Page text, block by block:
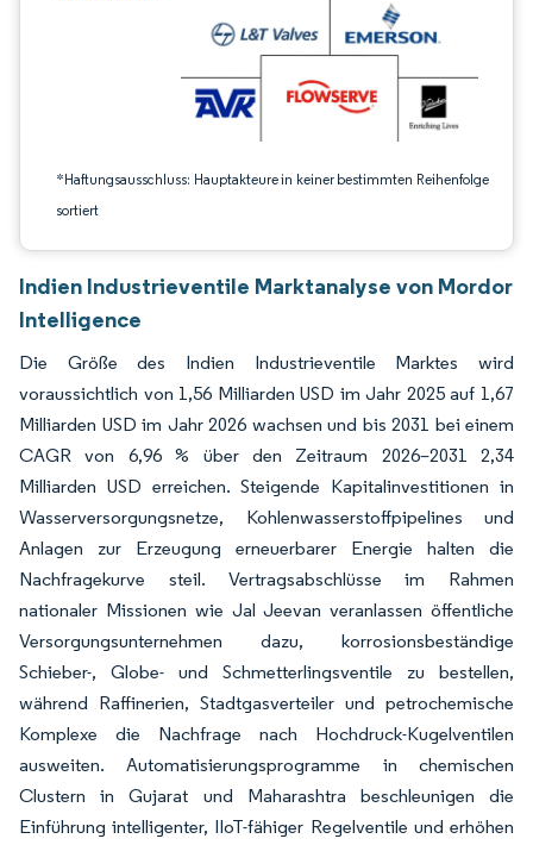
*Haftungsausschluss: Hauptakteure in keiner bestimmten Reihenfolge
sortiert
Indien Industrieventile Marktanalyse von Mordor
Intelligence
Die Größe des Indien Industrieventile Marktes wird
voraussichtlich von 1,56 Milliarden USD im Jahr 2025 auf 1,67
Milliarden USD im Jahr 2026 wachsen und bis 2031 bei einem
CAGR von 6,96 % über den Zeitraum 2026–2031 2,34
Milliarden USD erreichen. Steigende Kapitalinvestitionen in
Wasserversorgungsnetze, Kohlenwasserstoffpipelines und
Anlagen zur Erzeugung erneuerbarer Energie halten die
Nachfragekurve steil. Vertragsabschlüsse im Rahmen
nationaler Missionen wie Jal Jeevan veranlassen öffentliche
Versorgungsunternehmen dazu, korrosionsbeständige
Schieber-, Globe- und Schmetterlingsventile zu bestellen,
während Raffinerien, Stadtgasverteiler und petrochemische
Komplexe die Nachfrage nach Hochdruck-Kugelventilen
ausweiten. Automatisierungsprogramme in chemischen
Clustern in Gujarat und Maharashtra beschleunigen die
Einführung intelligenter, IIoT-fähiger Regelventile und erhöhen